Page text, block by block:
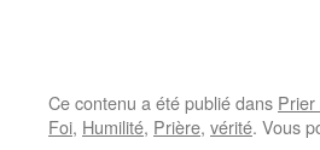
Ce contenu a été publié dans
Foi, Humilité, Prière, vérité. Vous